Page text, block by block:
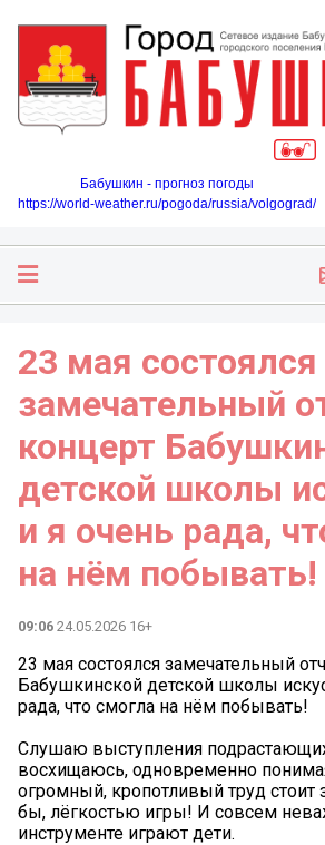
Бабушкин - прогноз погоды
https://world-weather.ru/pogoda/russia/volgograd/
23 мая состоялся
замечательный
концерт
детской школы
и я очень рада,
на нём побывать!
09:06 24.05.2026 16+
23 мая состоялся замечательный
Бабушкинской детской школы
рада, что смогла на нём побывать!
Слушаю выступления
восхищаюсь, одновременно
огромный, кропотливый труд стоит
бы, лёгкостью игры! И совсем
инструменте играют дети.